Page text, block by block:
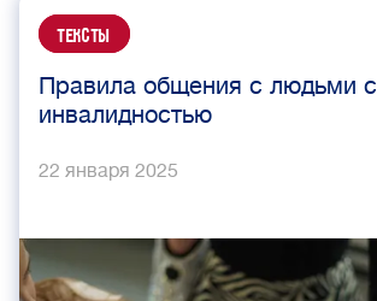
Тексты
Правила общения с людьми с
инвалидностью
22 января 2025